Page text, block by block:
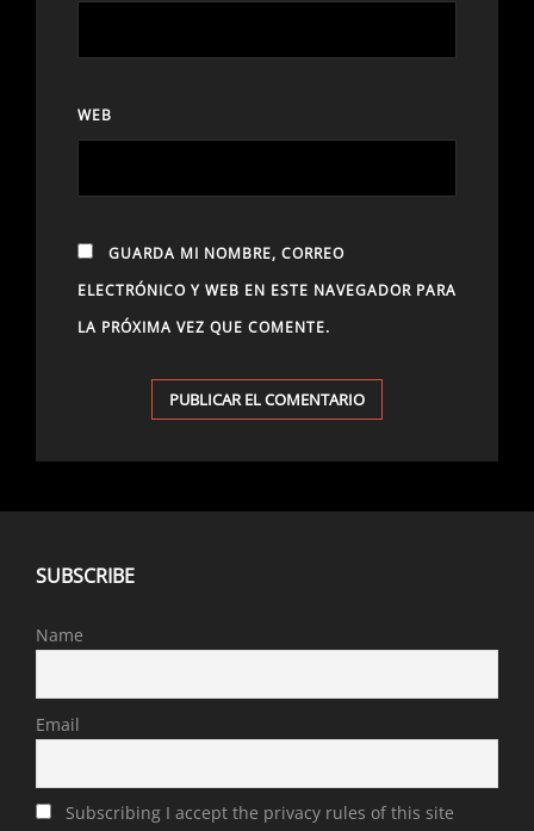
WEB
GUARDA MI NOMBRE, CORREO
ELECTRÓNICO Y WEB EN ESTE NAVEGADOR PARA
LA PRÓXIMA VEZ QUE COMENTE.
SUBSCRIBE
Name
Email
Subscribing I accept the privacy rules of this site